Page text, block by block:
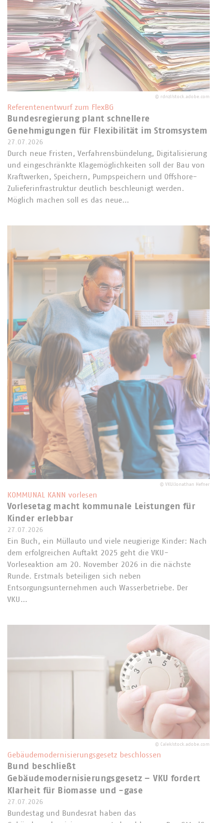
© rdnzl/stock.adobe.com
Referentenentwurf zum FlexBG
Bundesregierung plant schnellere
Genehmigungen für Flexibilität im Stromsystem
27.07.2026
Durch neue Fristen, Verfahrensbündelung, Digitalisierung
und eingeschränkte Klagemöglichkeiten soll der Bau von
Kraftwerken, Speichern, Pumpspeichern und Offshore-
Zulieferinfrastruktur deutlich beschleunigt werden.
Möglich machen soll es das neue…
© VKU/Jonathan Hefner
KOMMUNAL KANN vorlesen
Vorlesetag macht kommunale Leistungen für
Kinder erlebbar
27.07.2026
Ein Buch, ein Müllauto und viele neugierige Kinder: Nach
dem erfolgreichen Auftakt 2025 geht die VKU-
Vorleseaktion am 20. November 2026 in die nächste
Runde. Erstmals beteiligen sich neben
Entsorgungsunternehmen auch Wasserbetriebe. Der
VKU…
© Calek/stock.adobe.com
Gebäudemodernisierungsgesetz beschlossen
Bund beschließt
Gebäudemodernisierungsgesetz – VKU fordert
Klarheit für Biomasse und -gase
27.07.2026
Bundestag und Bundesrat haben das